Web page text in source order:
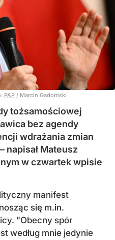
PAP / Marcin Gadomski
tożsamościowej
bez agendy
wdrażania zmian
napisał Mateusz
w czwartek wpisie
manifest
się m.in.
"Obecny spór
według mnie jedynie